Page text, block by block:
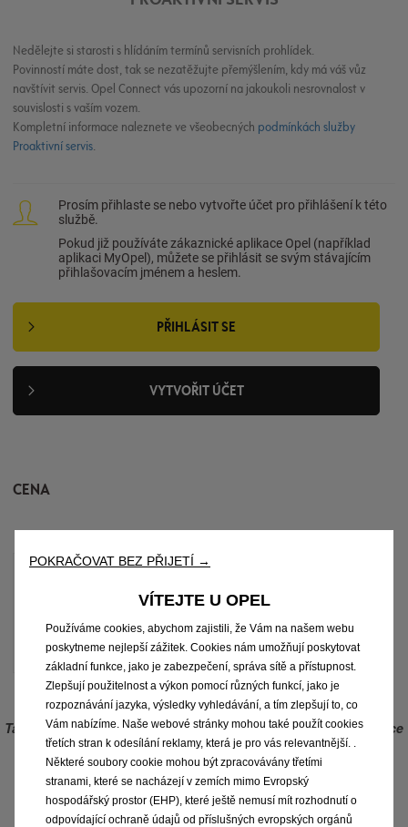
Nedělejte si starosti s hlídáním termínů servisních prohlídek.
Povinností máte dost, tak se nezatěžujte přemýšlením, kdy má váš vůz
navštívit servis. Opel Connect vás upozorní na jakoukoli nesrovnalost v
souvislosti s vaším vozem.
Kompletní informace naleznete ve všeobecných podmínkách služby
Proaktivní servis.
Prosím přihlaste se nebo vytvořte účet pro přihlášení k této
službě.
Pokud již používáte zákaznické aplikace Opel (například
aplikaci MyOpel), můžete se přihlásit se svým stávajícím
přihlašovacím jménem a heslem.
PŘIHLÁSIT SE
VYTVOŘIT ÚČET
CENA
zahrnuto zahrnuto v ceně vozu
Tato nabídka platí pouze pro vozidla objednaná do 31. července
2024.
STAV VOZIDLA A INFORMACE
POKRAČOVAT BEZ PŘIJETÍ →
VÍTEJTE U OPEL
Používáme cookies, abychom zajistili, že Vám na našem webu
poskytneme nejlepší zážitek. Cookies nám umožňují poskytovat
základní funkce, jako je zabezpečení, správa sítě a přístupnost.
Zlepšují použitelnost a výkon pomocí různých funkcí, jako je
rozpoznávání jazyka, výsledky vyhledávání, a tím zlepšují to, co
Vám nabízíme. Naše webové stránky mohou také použít cookies
třetích stran k odesílání reklamy, která je pro vás relevantnější. .
Některé soubory cookie mohou být zpracovávány třetími
stranami, které se nacházejí v zemích mimo Evropský
hospodářský prostor (EHP), které ještě nemusí mít rozhodnutí o
odpovídající ochraně údajů od příslušných evropských orgánů